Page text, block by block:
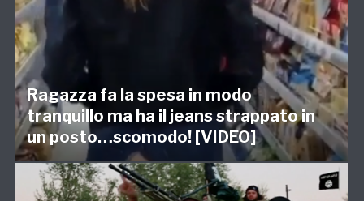
Ragazza fa la spesa in modo
tranquillo ma ha il jeans strappato in
un posto…scomodo! [VIDEO]